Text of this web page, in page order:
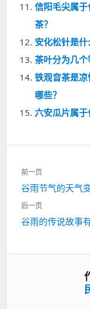
信阳毛尖属
茶？
安化松针是
茶叶分为几个
铁观音茶是
哪些？
六安瓜片属于
文
章
导
航
前一页
上
一
谷雨节气的天气
后一页
下
谷雨的传说故事